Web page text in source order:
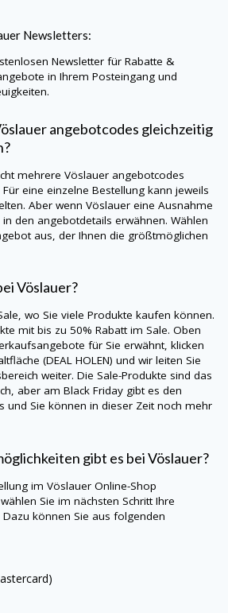
Newsletters:
Newsletter für Rabatte &
in Ihrem Posteingang und
angebotcodes gleichzeitig
mehrere Vöslauer angebotcodes
eine einzelne Bestellung kann jeweils
Aber wenn Vöslauer eine Ausnahme
den angebotdetails erwähnen. Wählen
aus, der Ihnen die größtmöglichen
Vöslauer?
wo Sie viele Produkte kaufen können.
mit bis zu 50% Rabatt im Sale. Oben
für Sie erwähnt, klicken
(DEAL HOLEN) und wir leiten Sie
weiter. Die Sale-Produkte sind das
aber am Black Friday gibt es den
und Sie können in dieser Zeit noch mehr
gibt es bei Vöslauer?
im Vöslauer Online-Shop
Sie im nächsten Schritt Ihre
können Sie aus folgenden